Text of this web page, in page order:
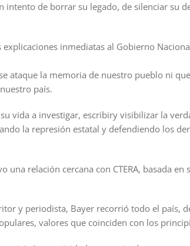
intento de borrar su legado, de silenciar su
explicaciones inmediatas al Gobierno
ataque la memoria de nuestro pueblo ni
país.
vida a investigar, escribiry visibilizar la
la represión estatal y defendiendo los
una relación cercana con CTERA, basada
y periodista, Bayer recorrió todo el país,
valores que coinciden con los